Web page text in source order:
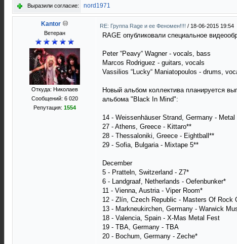
Выразили согласие: nord1971
Kantor
Ветеран
Откуда: Николаев
Сообщений: 6 020
Репутация: 1554
RE: Группа Rage и ее Феномен!!!! / 18-06-2015 19:54
RAGE опубликовали специальное
Peter “Peavy“ Wagner - vocals, bass
Marcos Rodriguez - guitars, vocals
Vassilios “Lucky“ Maniatopoulos - drums,
Новый альбом коллектива планируется
альбома "Black In Mind":
14 - Weissenhäuser Strand, Germany -
27 - Athens, Greece - Kittaro**
28 - Thessaloniki, Greece - Eightball**
29 - Sofia, Bulgaria - Mixtape 5**
December
5 - Pratteln, Switzerland - Z7*
6 - Landgraaf, Netherlands - Oefenbunker*
11 - Vienna, Austria - Viper Room*
12 - Zlín, Czech Republic - Masters Of Rock
13 - Markneukirchen, Germany - Warwick
18 - Valencia, Spain - X-Mas Metal Fest
19 - TBA, Germany - TBA
20 - Bochum, Germany - Zeche*